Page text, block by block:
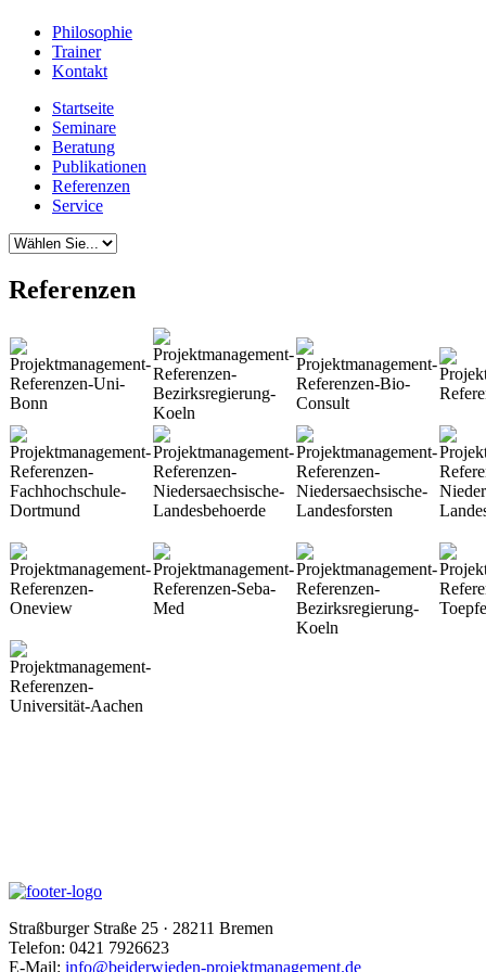
Philosophie
Trainer
Kontakt
Startseite
Seminare
Beratung
Publikationen
Referenzen
Service
Referenzen
Straßburger Straße 25 · 28211 Bremen
Telefon: 0421 7926623
E-Mail: info@beiderwieden-projektmanagement.de